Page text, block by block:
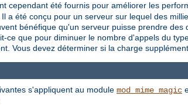
cependant été fournis pour améliorer les
a été conçu pour un serveur sur lequel des
bénéfique qu'un serveur puisse prendre
ce que pour diminuer le nombre d'appels du
Vous devez déterminer si la charge
s'appliquent au module mod_mime_magic